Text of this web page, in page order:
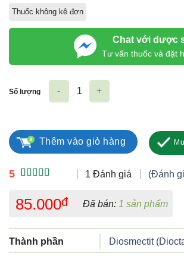
Thuốc không kê đơn
Chat với dược
Tư vấn thuốc và đặt
5
đánh giá
1 Đánh giá (Đánh
85.000đ Đã bán: 1 sản phẩm
Thành phần Diosmectit
Số lượng
Thêm vào giỏ hàng